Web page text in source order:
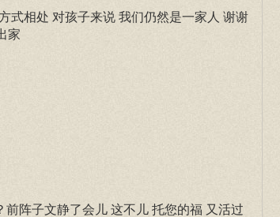
式相处 对孩子来说 我们仍然是一家人 谢谢
家
阵子文静了会儿 这不儿 托您的福 又活过